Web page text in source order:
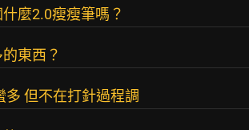
麼2.0瘦瘦筆嗎？
東西？
多 但不在打針過程調